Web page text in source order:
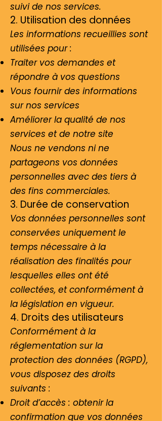
suivi de nos services.
2. Utilisation des données
Les informations recueillies sont
utilisées pour :
Traiter vos demandes et
répondre à vos questions
Vous fournir des informations
sur nos services
Améliorer la qualité de nos
services et de notre site
Nous ne vendons ni ne
partageons vos données
personnelles avec des tiers à
des fins commerciales.
3. Durée de conservation
Vos données personnelles sont
conservées uniquement le
temps nécessaire à la
réalisation des finalités pour
lesquelles elles ont été
collectées, et conformément à
la législation en vigueur.
4. Droits des utilisateurs
Conformément à la
réglementation sur la
protection des données (RGPD),
vous disposez des droits
suivants :
Droit d’accès : obtenir la
confirmation que vos données